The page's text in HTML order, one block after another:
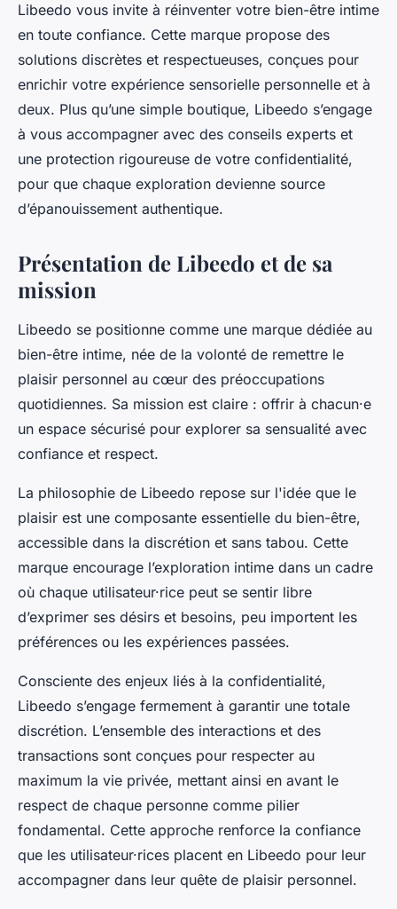
Libeedo vous invite à réinventer votre bien-être intime
en toute confiance. Cette marque propose des
solutions discrètes et respectueuses, conçues pour
enrichir votre expérience sensorielle personnelle et à
deux. Plus qu’une simple boutique, Libeedo s’engage
à vous accompagner avec des conseils experts et
une protection rigoureuse de votre confidentialité,
pour que chaque exploration devienne source
d’épanouissement authentique.
Présentation de Libeedo et de sa
mission
Libeedo se positionne comme une marque dédiée au
bien-être intime, née de la volonté de remettre le
plaisir personnel au cœur des préoccupations
quotidiennes. Sa mission est claire : offrir à chacun·e
un espace sécurisé pour explorer sa sensualité avec
confiance et respect.
La philosophie de Libeedo repose sur l'idée que le
plaisir est une composante essentielle du bien-être,
accessible dans la discrétion et sans tabou. Cette
marque encourage l’exploration intime dans un cadre
où chaque utilisateur·rice peut se sentir libre
d’exprimer ses désirs et besoins, peu importent les
préférences ou les expériences passées.
Consciente des enjeux liés à la confidentialité,
Libeedo s’engage fermement à garantir une totale
discrétion. L’ensemble des interactions et des
transactions sont conçues pour respecter au
maximum la vie privée, mettant ainsi en avant le
respect de chaque personne comme pilier
fondamental. Cette approche renforce la confiance
que les utilisateur·rices placent en Libeedo pour leur
accompagner dans leur quête de plaisir personnel.